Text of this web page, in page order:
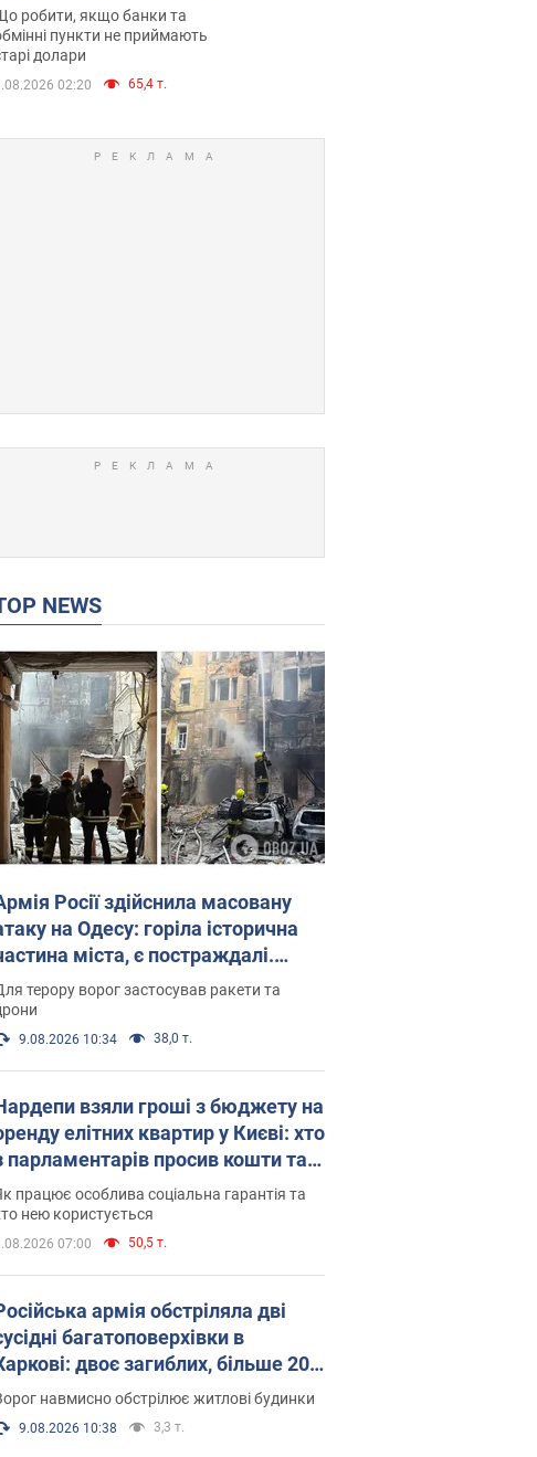
банки такі купюри
робити, якщо банки та
пункти не приймають
долари
02:20 65,4 т.
TOP NEWS
Росії здійснила масовану
на Одесу: горіла історична
міста, є постраждалі.
та відео
терору ворог застосував ракети та
9.08.2026 10:34 38,0 т.
взяли гроші з бюджету на
елітних квартир у Києві: хто
парламентарів просив кошти та
поселився
працює особлива соціальна гарантія та
нею користується
07:00 50,5 т.
армія обстріляла дві
багатоповерхівки в
двоє загиблих, більше 20
навмисно обстрілює житлові будинки
9.08.2026 10:38 3,3 т.